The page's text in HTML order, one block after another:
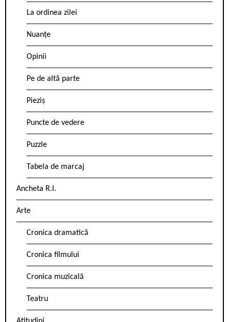
La ordinea zilei
Nuanțe
Opinii
Pe de altă parte
Pieziș
Puncte de vedere
Puzzle
Tabela de marcaj
Ancheta R.l.
Arte
Cronica dramatică
Cronica filmului
Cronica muzicală
Teatru